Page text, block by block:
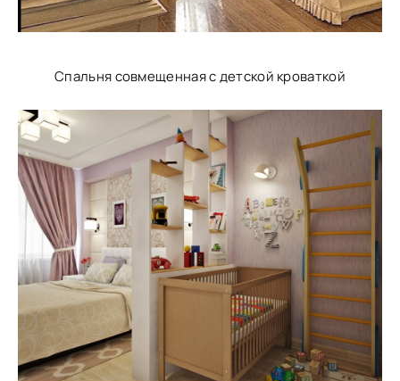
Спальня совмещенная с детской кроваткой